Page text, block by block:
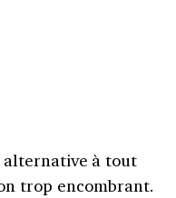
alternative à tout
trop encombrant.